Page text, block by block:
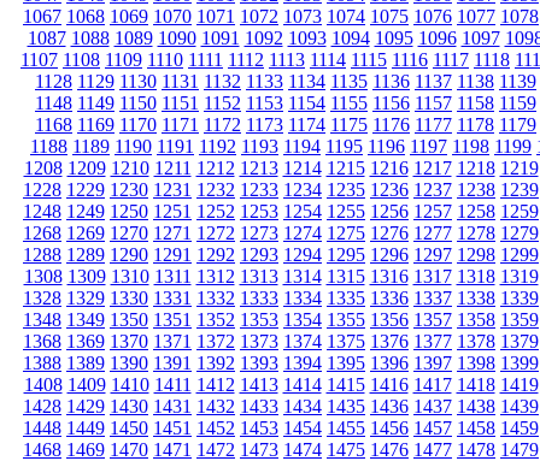
1067 1068 1069 1070 1071 1072 1073 1074 1075 1076 1077 1078
1087 1088 1089 1090 1091 1092 1093 1094 1095 1096 1097
1107 1108 1109 1110 1111 1112 1113 1114 1115 1116 1117 1118
1128 1129 1130 1131 1132 1133 1134 1135 1136 1137 1138 1139
1148 1149 1150 1151 1152 1153 1154 1155 1156 1157 1158 1159
1168 1169 1170 1171 1172 1173 1174 1175 1176 1177 1178 1179
1188 1189 1190 1191 1192 1193 1194 1195 1196 1197 1198 1199
1208 1209 1210 1211 1212 1213 1214 1215 1216 1217 1218 1219
1228 1229 1230 1231 1232 1233 1234 1235 1236 1237 1238 1239
1248 1249 1250 1251 1252 1253 1254 1255 1256 1257 1258 1259
1268 1269 1270 1271 1272 1273 1274 1275 1276 1277 1278 1279
1288 1289 1290 1291 1292 1293 1294 1295 1296 1297 1298 1299
1308 1309 1310 1311 1312 1313 1314 1315 1316 1317 1318 1319
1328 1329 1330 1331 1332 1333 1334 1335 1336 1337 1338 1339
1348 1349 1350 1351 1352 1353 1354 1355 1356 1357 1358 1359
1368 1369 1370 1371 1372 1373 1374 1375 1376 1377 1378 1379
1388 1389 1390 1391 1392 1393 1394 1395 1396 1397 1398 1399
1408 1409 1410 1411 1412 1413 1414 1415 1416 1417 1418 1419
1428 1429 1430 1431 1432 1433 1434 1435 1436 1437 1438 1439
1448 1449 1450 1451 1452 1453 1454 1455 1456 1457 1458 1459
1468 1469 1470 1471 1472 1473 1474 1475 1476 1477 1478 1479